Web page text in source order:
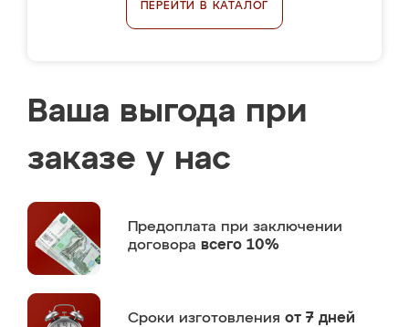
ПЕРЕЙТИ В КАТАЛОГ
Ваша выгода при
заказе у нас
Предоплата при заключении
договора всего 10%
Сроки изготовления от 7 дней